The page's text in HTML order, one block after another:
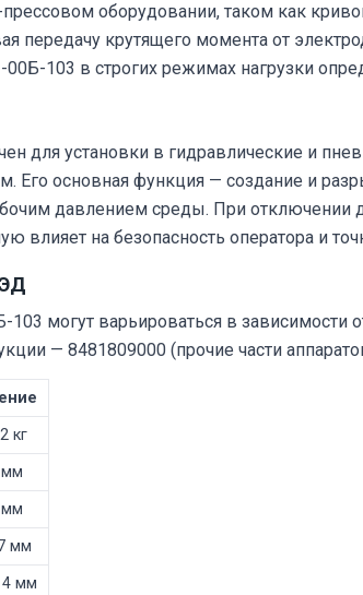
оборудовании, таком как
передачу крутящего момента от
103 в строгих режимах нагрузки
для установки в гидравлические и
Его основная функция — создание и
давлением среды. При отключении
влияет на безопасность оператора и
могут варьироваться в
— 8481809000 (прочие части
кг
мм
мм
мм
мм